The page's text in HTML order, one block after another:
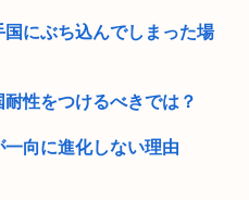
にぶち込んでしまった場
性をつけるべきでは？
一向に進化しない理由